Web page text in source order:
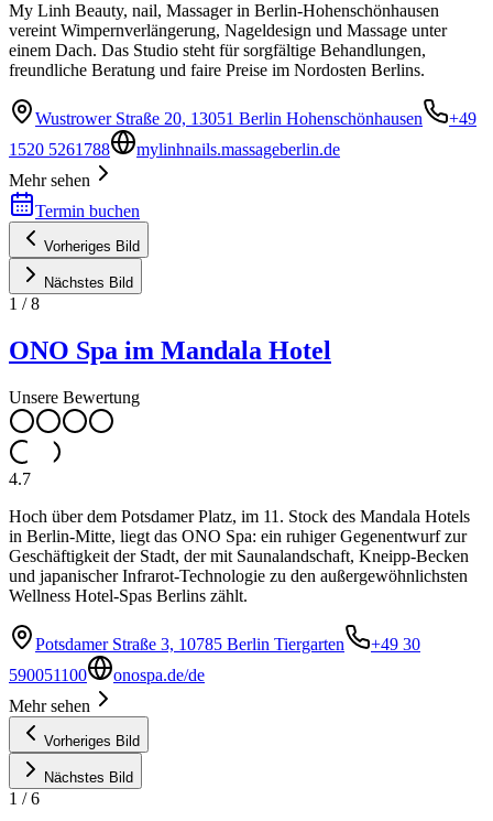
My Linh Beauty, nail, Massager in Berlin-Hohenschönhausen
vereint Wimpernverlängerung, Nageldesign und Massage unter
einem Dach. Das Studio steht für sorgfältige Behandlungen,
freundliche Beratung und faire Preise im Nordosten Berlins.
Wustrower Straße 20, 13051 Berlin Hohenschönhausen
+49
1520 5261788
mylinhnails.massageberlin.de
Mehr sehen
Termin buchen
Vorheriges Bild
Nächstes Bild
1 /8
ONO Spa im Mandala Hotel
Unsere Bewertung
4.7
Hoch über dem Potsdamer Platz, im 11. Stock des Mandala Hotels
in Berlin-Mitte, liegt das ONO Spa: ein ruhiger Gegenentwurf zur
Geschäftigkeit der Stadt, der mit Saunalandschaft, Kneipp-Becken
und japanischer Infrarot-Technologie zu den außergewöhnlichsten
Wellness Hotel-Spas Berlins zählt.
Potsdamer Straße 3, 10785 Berlin Tiergarten
+49 30
590051100
onospa.de/de
Mehr sehen
Vorheriges Bild
Nächstes Bild
1 /6